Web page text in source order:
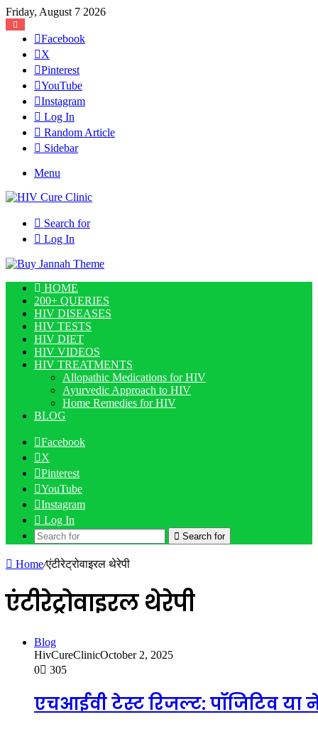
Friday, August 7 2026
Facebook
X
Pinterest
YouTube
Instagram
Log In
Random Article
Sidebar
Menu
Search for
Log In
HOME
200+ QUERIES
HIV DISEASES
HIV TESTS
HIV DIET
HIV VIDEOS
HIV TREATMENTS
Allopathic Medications for HIV
Ayurvedic Approach to HIV
Home Remedies for HIV
BLOG
Facebook
X
Pinterest
YouTube
Instagram
Log In
Search for
Home/एंटीरेट्रोवाइरल थेरेपी
एंटीरेट्रोवाइरल थेरेपी
Blog
HivCureClinicOctober 2, 2025
0
305
एचआईवी टेस्ट रिजल्ट: पॉजिटिव या